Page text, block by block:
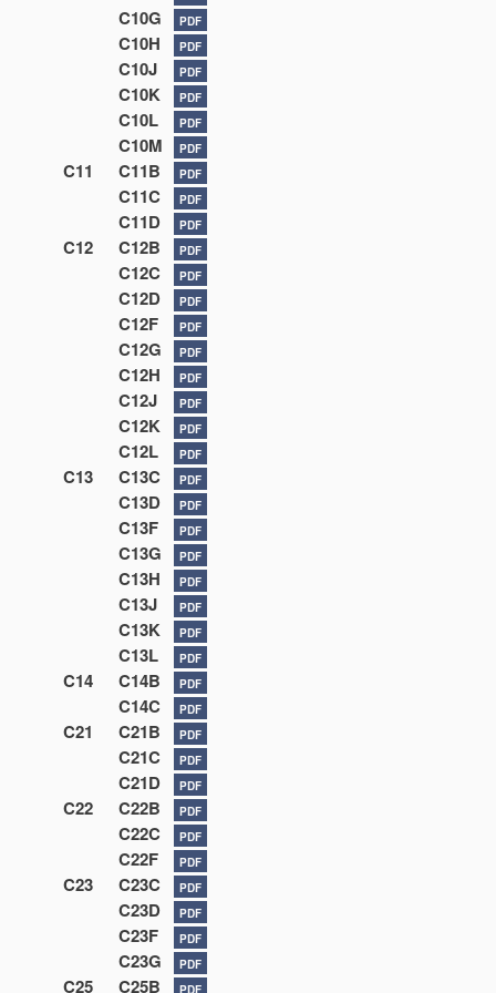
C10G PDF
C10H PDF
C10J PDF
C10K PDF
C10L PDF
C10M PDF
C11 C11B PDF
C11C PDF
C11D PDF
C12 C12B PDF
C12C PDF
C12D PDF
C12F PDF
C12G PDF
C12H PDF
C12J PDF
C12K PDF
C12L PDF
C13 C13C PDF
C13D PDF
C13F PDF
C13G PDF
C13H PDF
C13J PDF
C13K PDF
C13L PDF
C14 C14B PDF
C14C PDF
C21 C21B PDF
C21C PDF
C21D PDF
C22 C22B PDF
C22C PDF
C22F PDF
C23 C23C PDF
C23D PDF
C23F PDF
C23G PDF
C25 C25B PDF